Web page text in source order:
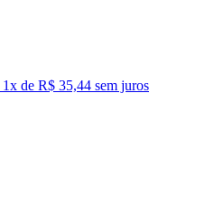
1x de R$ 35,44 sem juros